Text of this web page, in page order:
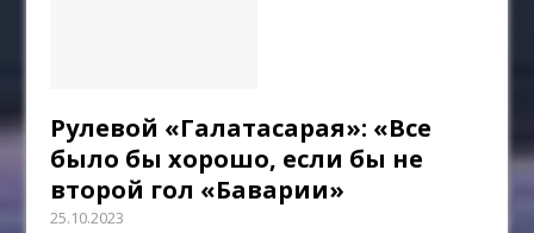
Рулевой «Галатасарая»: «Все
было бы хорошо, если бы не
второй гол «Баварии»
25.10.2023